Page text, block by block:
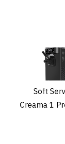
Soft
Creama 1